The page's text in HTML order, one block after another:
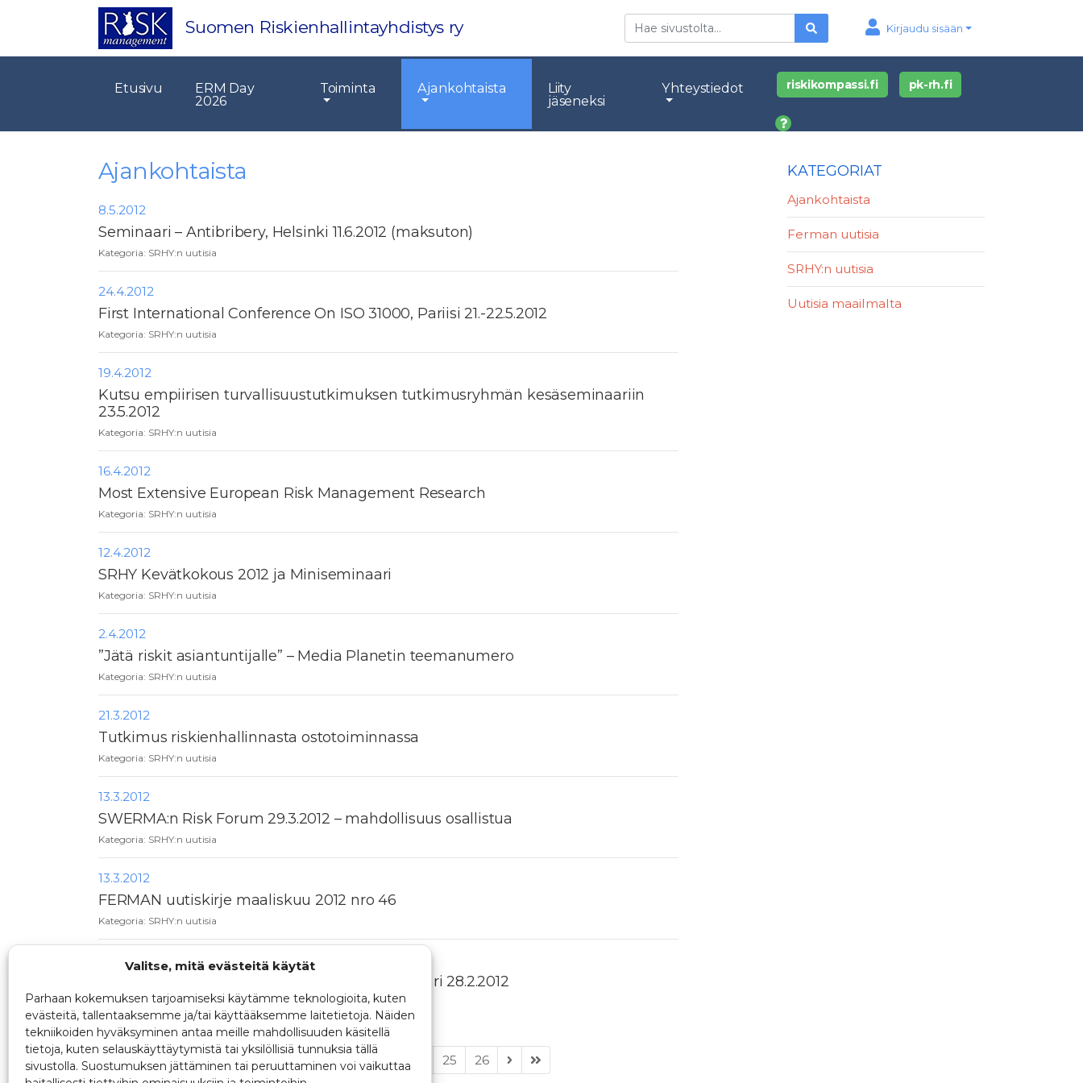
Valitse, mitä evästeitä käytät
Parhaan kokemuksen tarjoamiseksi käytämme teknologioita, kuten
evästeitä, tallentaaksemme ja/tai käyttääksemme laitetietoja. Näiden
tekniikoiden hyväksyminen antaa meille mahdollisuuden käsitellä
tietoja, kuten selauskäyttäytymistä tai yksilöllisiä tunnuksia tällä
sivustolla. Suostumuksen jättäminen tai peruuttaminen voi vaikuttaa
Suomen Riskienhallintayhdistys ry Kirjaudu sisään
Etsi
Etusivu
ERM Day
2026
Toiminta Ajankohtaista
Liity
jäseneksi
Yhteystiedot riskikompassi.fi pk-rh.fi
Ajankohtaista
8.5.2012
Seminaari – Antibribery, Helsinki 11.6.2012 (maksuton)
Kategoria: SRHY:n uutisia
24.4.2012
First International Conference On ISO 31000, Pariisi 21.-22.5.2012
Kategoria: SRHY:n uutisia
19.4.2012
Kutsu empiirisen turvallisuustutkimuksen tutkimusryhmän kesäseminaariin
23.5.2012
Kategoria: SRHY:n uutisia
16.4.2012
Most Extensive European Risk Management Research
Kategoria: SRHY:n uutisia
12.4.2012
SRHY Kevätkokous 2012 ja Miniseminaari
Kategoria: SRHY:n uutisia
2.4.2012
”Jätä riskit asiantuntijalle” – Media Planetin teemanumero
Kategoria: SRHY:n uutisia
21.3.2012
Tutkimus riskienhallinnasta ostotoiminnassa
Kategoria: SRHY:n uutisia
13.3.2012
SWERMA:n Risk Forum 29.3.2012 – mahdollisuus osallistua
Kategoria: SRHY:n uutisia
13.3.2012
FERMAN uutiskirje maaliskuu 2012 nro 46
Kategoria: SRHY:n uutisia
15.2.2012
Miten Suomi selviää shokeista – IIASA-seminaari 28.2.2012
Kategoria: SRHY:n uutisia
16 17 18 19 20 21 22 23 24 25 26
KATEGORIAT
Ajankohtaista
Ferman uutisia
SRHY:n uutisia
Uutisia maailmalta